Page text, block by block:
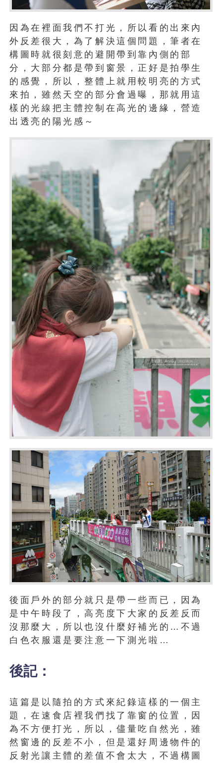
因為在裡面我們不打光，所以看的出來內
外反差很大，為了解決這個問題，筆者在
構圖時就很刻意的避開帶到靠內側的部
分，大部分都是帶到窗景，正好是拍學生
的感覺，所以，整體上就用較明亮的方式
來拍，雖然天空的部分會過曝，那就用這
樣的光線把主體控制在高光的邊緣，營造
出透亮的陽光感～
後面戶外的部分就只是帶一些而已，因為
是中午時段了，高亮度下大家的反差反而
沒那麼大，所以也沒什麼好補光的…不過
白色衣服還是要注意一下測光啦…
後記：
這篇是以隨拍的方式來紀錄這樣的一個主
題，在速食店裡我們找了靠窗的位置，因
為不方便打光，所以，儘量吃自然光，雖
然窗邊的反差不小，但是還好周邊物件的
反射光讓主體的差值不會太大，不過構圖